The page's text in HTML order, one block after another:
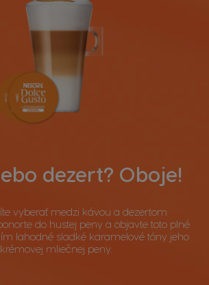
dezert? Oboje!
vyberať medzi kávou a dezertom.
do hustej peny a objavte toto plné
lahodné sladké karamelové tóny jeho
krémovej mliečnej peny.